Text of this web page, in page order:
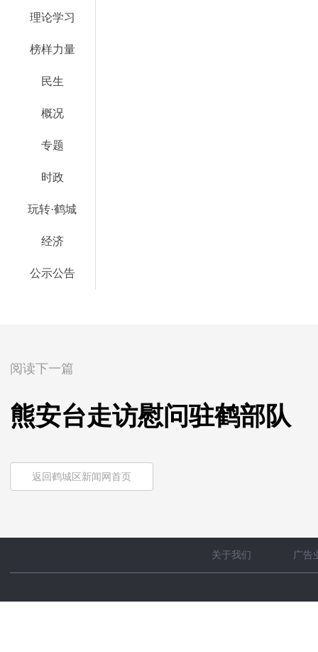
理论学习
榜样力量
民生
概况
专题
时政
玩转·鹤城
经济
公示公告
阅读下一篇
熊安台走访慰问驻鹤部队
返回鹤城区新闻网首页
关于我们 广告